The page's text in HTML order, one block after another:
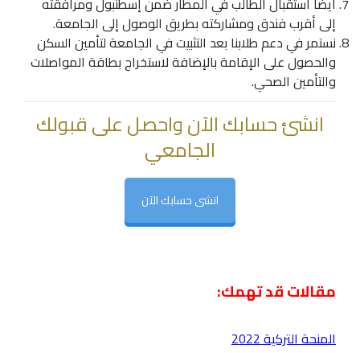
إلى أقرب فندق ومشاركته بطريق الوصول إلى الجامعة.
نستمر في دعم طلابنا بعد التثبيت في الجامعة لتأمين السكن
والحصول على الإقامة بالإضافة لاستخراج بطاقة المواصلات
والتأمين الصحي.
انشئ حسابك الآن واحصل على قبولك
الجامعي
انشى حسابك الآن
مقالات قد تهمك:
المنحة التركية 2022